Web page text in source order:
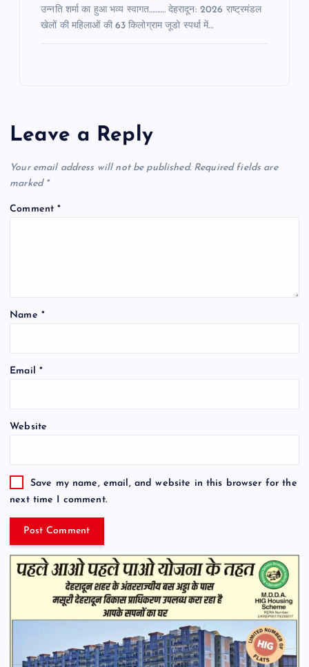
उन्नति शर्मा का हुआ भव्य स्वागत………. देहरादून: 2026 राष्ट्रमंडल
खेलों की महिलाओं की 63 किलोग्राम जूडो स्पर्धा में…
Leave a Reply
Your email address will not be published. Required fields are
marked *
Comment*
Name *
Email *
Website
Save my name, email, and website in this browser for the
next time I comment.